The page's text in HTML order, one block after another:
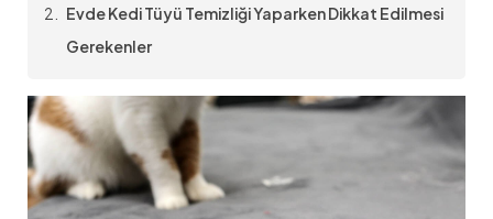
Evde Kedi Tüyü Temizliği Yaparken Dikkat Edilmesi
Gerekenler